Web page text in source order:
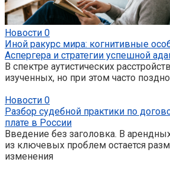
Новости 0
Иной ракурс мира: когнитивные
Аспергера и стратегии успешной
В спектре аутистических
изученных, но при этом часто
Новости 0
Разбор судебной практики по
плате в России
Введение без заголовка. В
из ключевых проблем остается
изменения